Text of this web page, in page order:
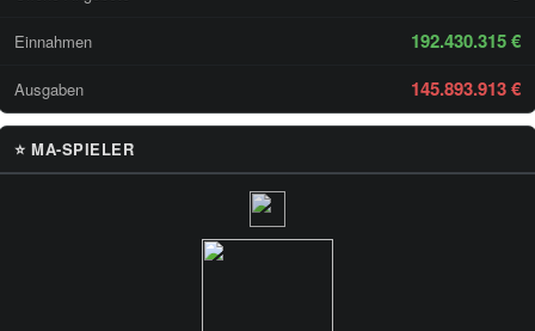
Einnahmen 192.430.315 €
Ausgaben 145.893.913 €
⭐ MA-SPIELER